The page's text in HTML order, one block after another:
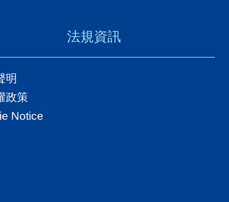
法規資訊
明
政策
Notice